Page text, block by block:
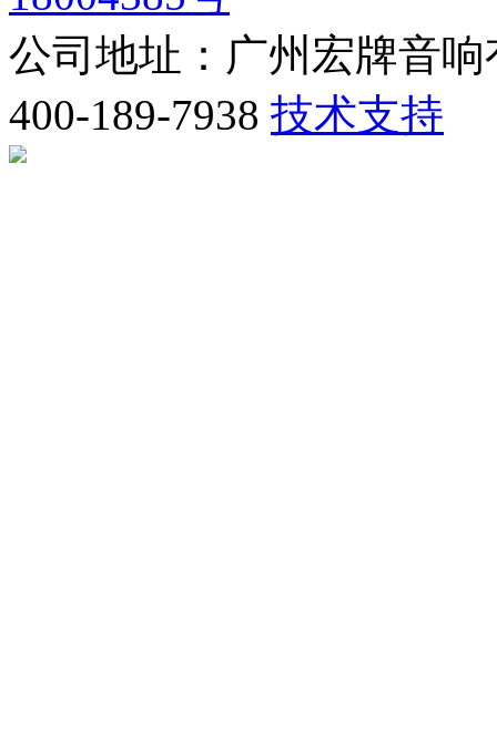
公司地址：广州宏牌音
400-189-7938 技术支持